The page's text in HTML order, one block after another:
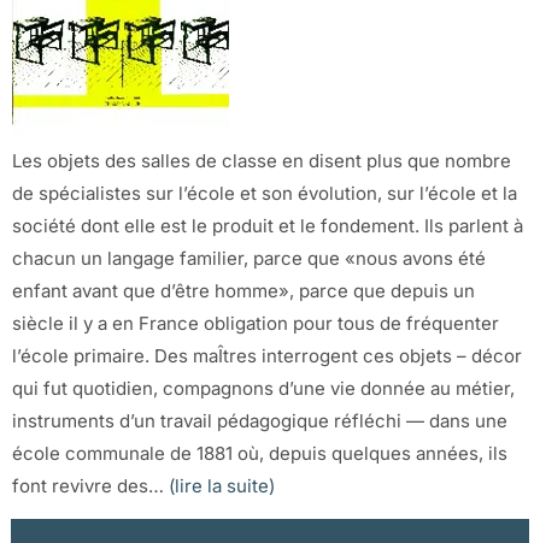
Les objets des salles de classe en disent plus que nombre
de spécialistes sur l’école et son évolution, sur l’école et la
société dont elle est le produit et le fondement. Ils parlent à
chacun un langage familier, parce que «nous avons été
enfant avant que d’être homme», parce que depuis un
siècle il y a en France obligation pour tous de fréquenter
l’école primaire. Des maÎtres interrogent ces objets – décor
qui fut quotidien, compagnons d’une vie donnée au métier,
instruments d’un travail pédagogique réfléchi — dans une
école communale de 1881 où, depuis quelques années, ils
font revivre des… (lire la suite)